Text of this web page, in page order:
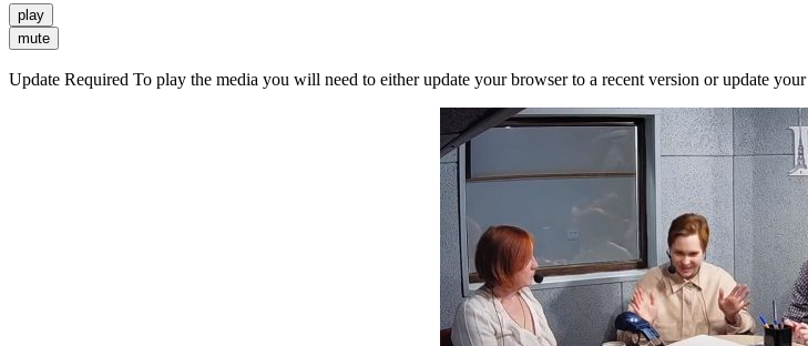
play
mute
Update Required To play the media you will need to either update your browser to a recent version or update your